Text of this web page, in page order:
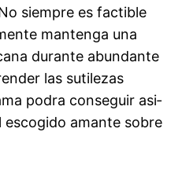
siempre es factible
mantenga una
durante abundante
las sutilezas
podra conseguir asi­
amante sobre